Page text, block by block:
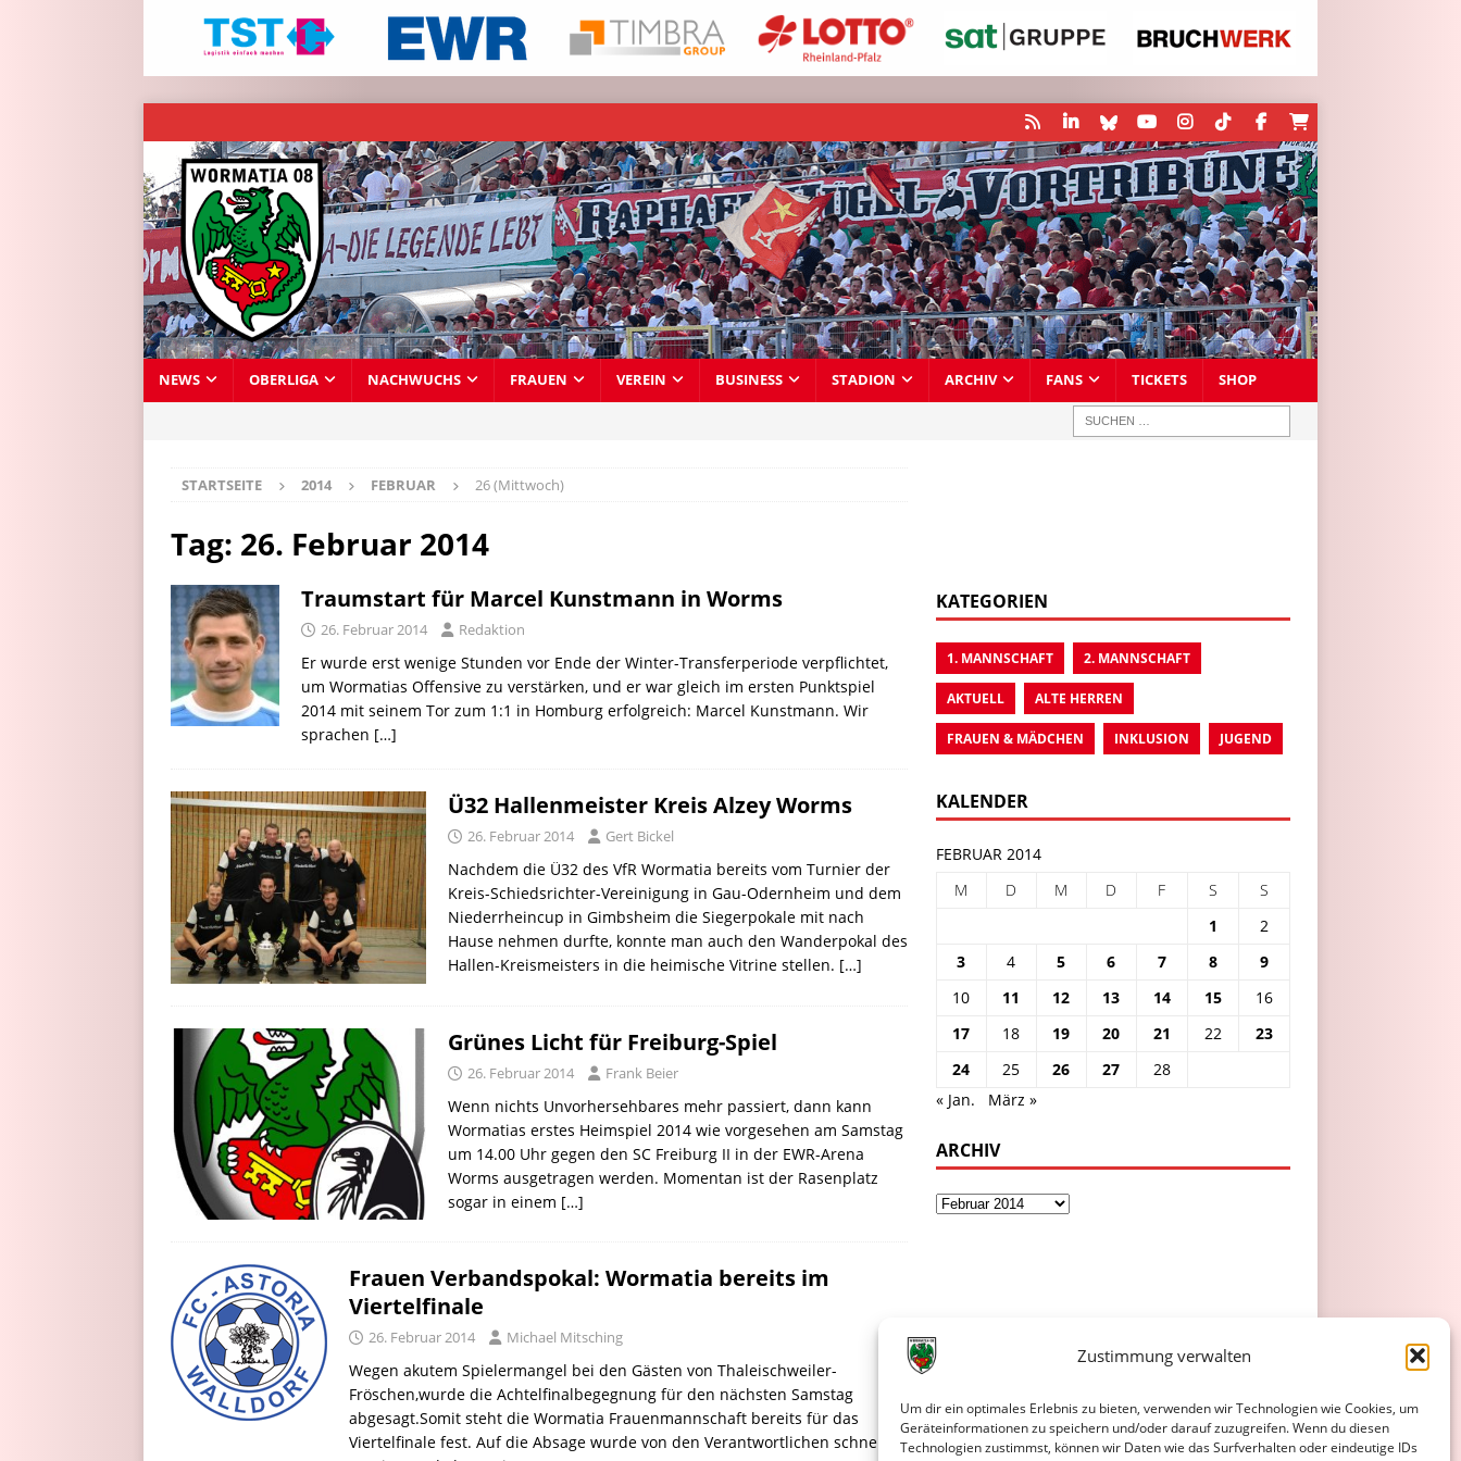
Zustimmung verwalten
Um dir ein optimales Erlebnis zu bieten, verwenden wir Technologien wie Cookies, um
Geräteinformationen zu speichern und/oder darauf zuzugreifen. Wenn du diesen
Technologien zustimmst, können wir Daten wie das Surfverhalten oder eindeutige IDs
NEWS OBERLIGA NACHWUCHS FRAUEN VEREIN BUSINESS STADION ARCHIV FANS TICKETS SHOP
STARTSEITE 2014 FEBRUAR 26 (Mittwoch)
Tag: 26. Februar 2014
Traumstart für Marcel Kunstmann in Worms
26. Februar 2014 Redaktion
Er wurde erst wenige Stunden vor Ende der Winter-Transferperiode verpflichtet,
um Wormatias Offensive zu verstärken, und er war gleich im ersten Punktspiel
2014 mit seinem Tor zum 1:1 in Homburg erfolgreich: Marcel Kunstmann. Wir
sprachen […]
Ü32 Hallenmeister Kreis Alzey Worms
26. Februar 2014 Gert Bickel
Nachdem die Ü32 des VfR Wormatia bereits vom Turnier der
Kreis-Schiedsrichter-Vereinigung in Gau-Odernheim und dem
Niederrheincup in Gimbsheim die Siegerpokale mit nach
Hause nehmen durfte, konnte man auch den Wanderpokal des
Hallen-Kreismeisters in die heimische Vitrine stellen. […]
Grünes Licht für Freiburg-Spiel
26. Februar 2014 Frank Beier
Wenn nichts Unvorhersehbares mehr passiert, dann kann
Wormatias erstes Heimspiel 2014 wie vorgesehen am Samstag
um 14.00 Uhr gegen den SC Freiburg II in der EWR-Arena
Worms ausgetragen werden. Momentan ist der Rasenplatz
sogar in einem […]
Frauen Verbandspokal: Wormatia bereits im
Viertelfinale
26. Februar 2014 Michael Mitsching
Wegen akutem Spielermangel bei den Gästen von Thaleischweiler-
Fröschen,wurde die Achtelfinalbegegnung für den nächsten Samstag
abgesagt.Somit steht die Wormatia Frauenmannschaft bereits für das
Viertelfinale fest. Auf die Absage wurde von den Verantwortlichen schnell
KATEGORIEN
1. MANNSCHAFT 2. MANNSCHAFT
AKTUELL ALTE HERREN
FRAUEN & MÄDCHEN INKLUSION JUGEND
KALENDER
FEBRUAR 2014
M
D M D F S
S
1
2
3
4 5 6 7 8
9
10
11 12 13 14 15
16
17
18 19 20 21 22
23
24
25 26 27
28
« Jan.
März »
ARCHIV